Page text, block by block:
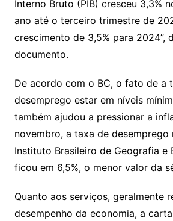
Interno Bruto (PIB) cresceu 3,3%
ano até o terceiro trimestre de
crescimento de 3,5% para 2024”,
documento.
De acordo com o BC, o fato de a
desemprego estar em níveis
também ajudou a pressionar a
novembro, a taxa de desemprego
Instituto Brasileiro de Geografia e
ficou em 6,5%, o menor valor da
Quanto aos serviços, geralmente
desempenho da economia, a